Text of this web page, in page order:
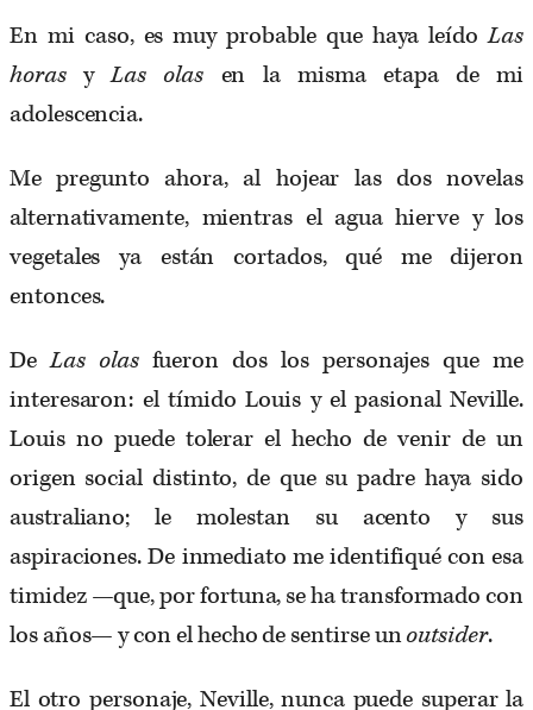
En mi caso, es muy probable que haya leídoLas
horasyLas olas en la misma etapa de mi
adolescencia.
Me pregunto ahora, al hojear las dos novelas
alternativamente, mientras el agua hierve y los
vegetales ya están cortados, qué me dijeron
entonces.
DeLas olas fueron dos los personajes que me
interesaron: el tímido Louis y el pasional Neville.
Louis no puede tolerar el hecho de venir de un
origen social distinto, de que su padre haya sido
australiano; le molestan su acento y sus
aspiraciones. De inmediato me identifiqué con esa
timidez —que, por fortuna, se ha transformado con
los años— y con el hecho de sentirse unoutsider.
El otro personaje, Neville, nunca puede superar la